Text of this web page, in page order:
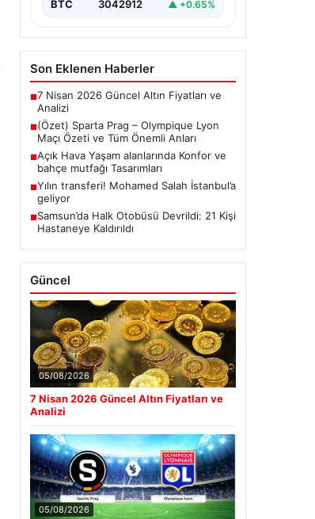
BTC 3042912 ▲ +0.65%
Son Eklenen Haberler
■7 Nisan 2026 Güncel Altın Fiyatları ve
Analizi
■(Özet) Sparta Prag – Olympique Lyon
Maçı Özeti ve Tüm Önemli Anları
■Açık Hava Yaşam alanlarında Konfor ve
bahçe mutfağı Tasarımları
■Yılın transferi! Mohamed Salah İstanbul’a
geliyor
■Samsun’da Halk Otobüsü Devrildi: 21 Kişi
Hastaneye Kaldırıldı
Güncel
05/08/2026
7 Nisan 2026 Güncel Altın Fiyatları ve
Analizi
05/08/2026